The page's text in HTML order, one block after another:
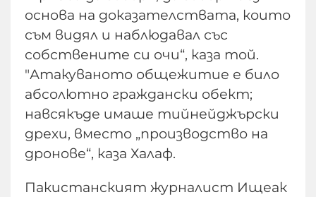
основа на доказателствата, които
съм видял и наблюдавал със
собствените си очи“, каза той.
"Атакуваното общежитие е било
абсолютно граждански обект;
навсякъде имаше тийнейджърски
дрехи, вместо „производство на
дронове“, каза Халаф.
Пакистанският журналист Ищеак